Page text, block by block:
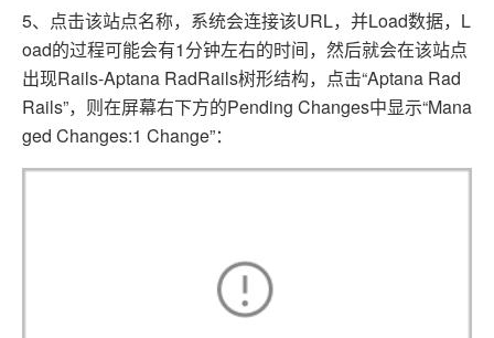
5、点击该站点名称，系统会连接该URL，并Load数据，L
oad的过程可能会有1分钟左右的时间，然后就会在该站点
出现Rails-Aptana RadRails树形结构，点击“Aptana Rad
Rails”，则在屏幕右下方的Pending Changes中显示“Mana
ged Changes:1 Change”：